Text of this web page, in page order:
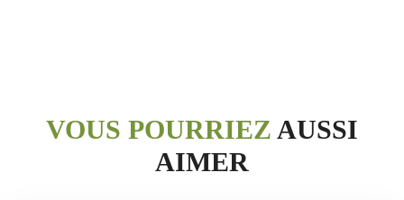
VOUS POURRIEZ AUSSI
AIMER